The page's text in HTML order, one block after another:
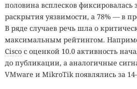
половина всплесков фиксировалась
раскрытия уязвимости, а 78% — в
В ряде случаев речь шла о
максимальным рейтингом.
Cisco с оценкой 10.0 активность
до публикации, а аналогичные
VMware и MikroTik появлялись за